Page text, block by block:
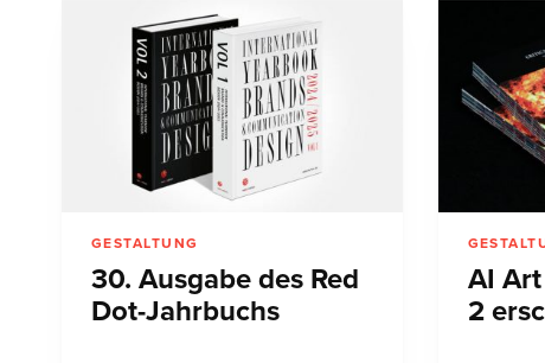
GESTALTUNG
30. Ausgabe des Red
Dot-Jahrbuchs
AI
2